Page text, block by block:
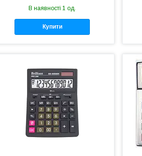
В наявності 1 од.
Купити